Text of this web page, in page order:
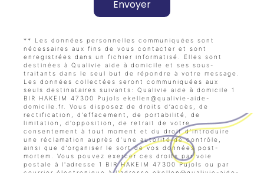
Envoyer
** Les données personnelles communiquées sont
nécessaires aux fins de vous contacter et sont
enregistrées dans un fichier informatisé. Elles sont
destinées à Qualivie aide à domicile et ses sous-
traitants dans le seul but de répondre à votre message.
Les données collectées seront communiquées aux
seuls destinataires suivants: Qualivie aide à domicile 1
BIR HAKEIM 47300 Pujols ekellen@qualivie-aide-
domicile.fr. Vous disposez de droits d’accès, de
rectification, d’effacement, de portabilité, de
limitation, d’opposition, de retrait de votre
consentement à tout moment et du droit d’introduire
une réclamation auprès d’une autorité de contrôle,
ainsi que d’organiser le sort de vos données post-
mortem. Vous pouvez exercer ces droits par voie
postale à l'adresse 1 BIR HAKEIM 47300 Pujols ou par